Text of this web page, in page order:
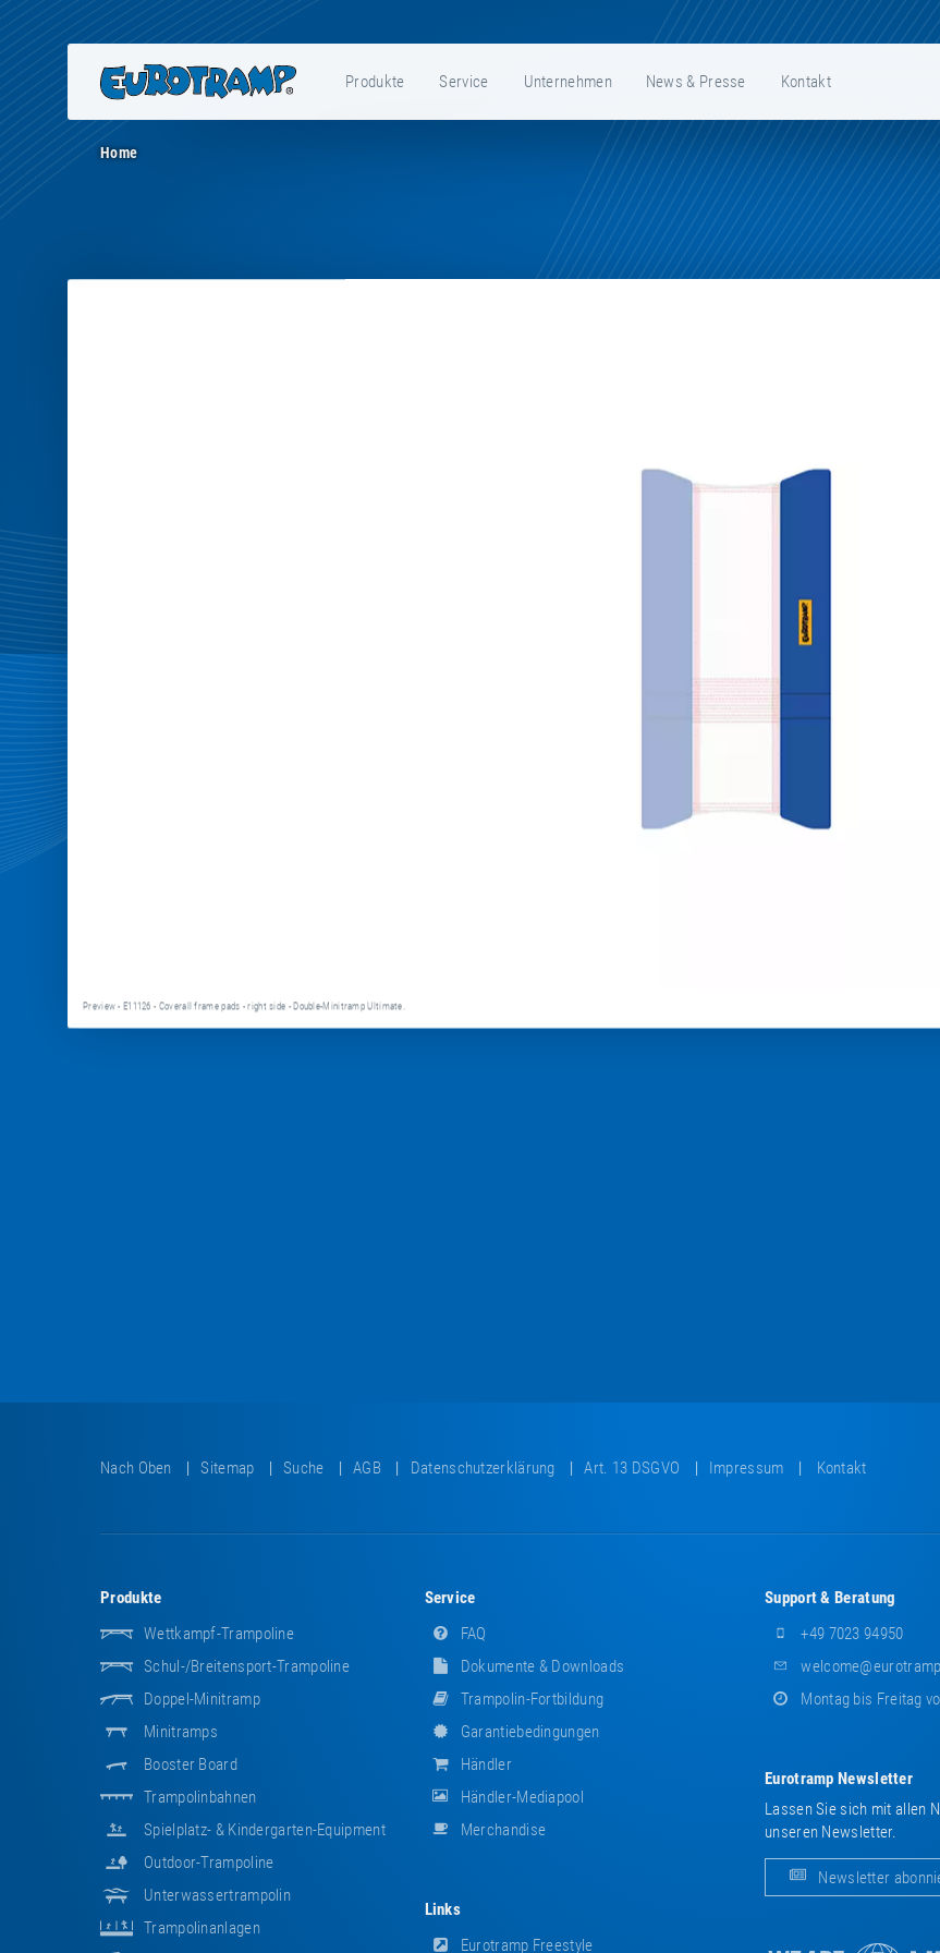
Produkte Service Unternehmen News & Presse Kontakt
Home
Preview - E11126 - Coverall frame pads - right side - Double-Minitramp Ultimate.
Nach Oben Sitemap Suche AGB Datenschutzerklärung Art. 13 DSGVO Impressum Kontakt
Produkte
Wettkampf-Trampoline
Schul-/Breitensport-Trampoline
Doppel-Minitramp
Minitramps
Booster Board
Trampolinbahnen
Spielplatz- & Kindergarten-Equipment
Outdoor-Trampoline
Unterwassertrampolin
Trampolinanlagen
Service
FAQ
Dokumente & Downloads
Trampolin-Fortbildung
Garantiebedingungen
Händler
Händler-Mediapool
Merchandise
Links
Eurotramp Freestyle
Support & Beratung
+49 7023 94950
Montag bis Freitag
Eurotramp Newsletter
Lassen Sie sich mit allen
unseren Newsletter.
Newsletter